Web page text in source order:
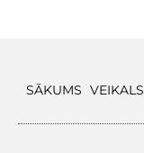
SĀKUMS VEIKALS